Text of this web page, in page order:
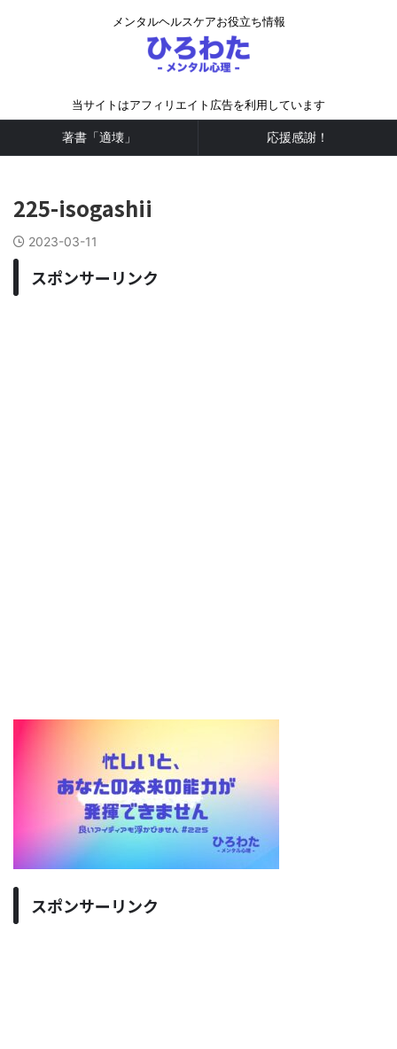
メンタルヘルスケアお役立ち情報
当サイトはアフィリエイト広告を利用しています
著書「適壊」 応援感謝！
225-isogashii
2023-03-11
スポンサーリンク
スポンサーリンク